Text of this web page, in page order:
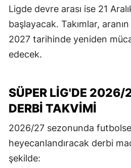
Ligde devre arası ise 21
başlayacak. Takımlar,
2027 tarihinde yeniden
edecek.
SÜPER LİG'DE 2026/
DERBİ TAKVİMİ
2026/27 sezonunda
heyecanlandıracak derbi
şekilde: